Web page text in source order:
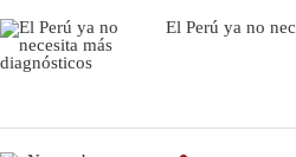
El Perú ya no